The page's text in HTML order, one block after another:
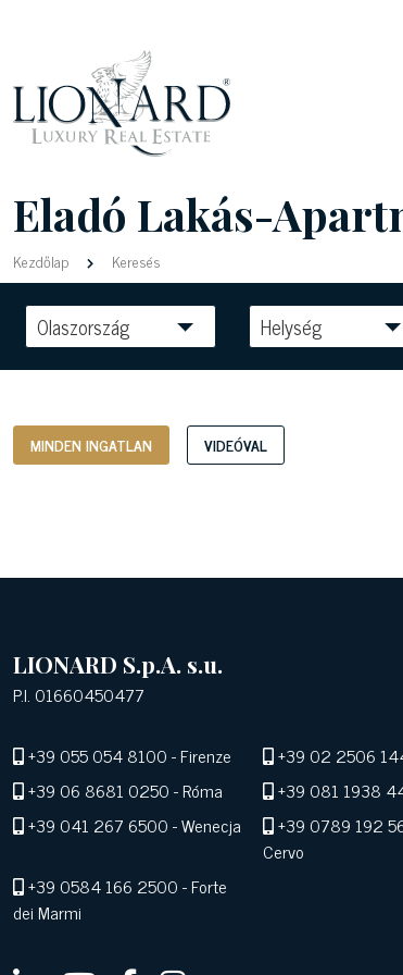
Eladó Lakás-
Kezdőlap Keresés
Olaszország Helység
MINDEN INGATLAN VIDEÓVAL
LIONARD S.p.A. s.u.
P.I. 01660450477
+39 055 054 8100- Firenze +39 02 2506
+39 06 8681 0250- Róma +39 081 1938
+39 041 267 6500- Wenecja +39 0789 192
Cervo
+39 0584 166 2500- Forte
dei Marmi